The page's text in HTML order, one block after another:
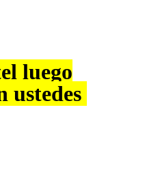
luego
ustedes